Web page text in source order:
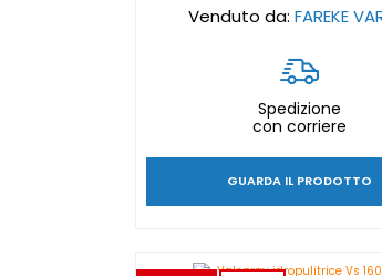
Venduto da: FAREKE
Spedizione
con corriere
GUARDA IL PRODOTTO